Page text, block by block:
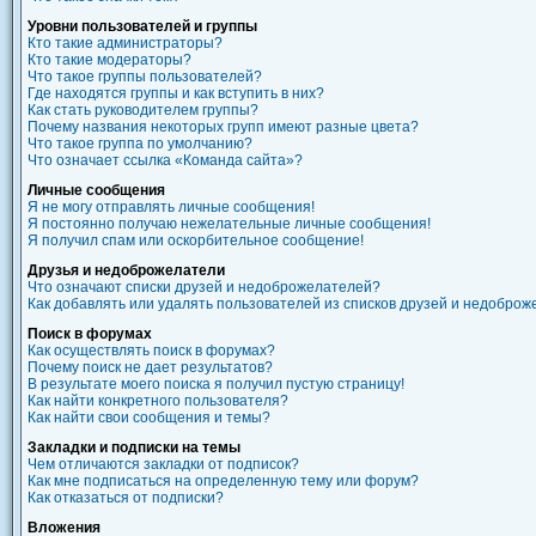
Уровни пользователей и группы
Кто такие администраторы?
Кто такие модераторы?
Что такое группы пользователей?
Где находятся группы и как вступить в них?
Как стать руководителем группы?
Почему названия некоторых групп имеют разные цвета?
Что такое группа по умолчанию?
Что означает ссылка «Команда сайта»?
Личные сообщения
Я не могу отправлять личные сообщения!
Я постоянно получаю нежелательные личные сообщения!
Я получил спам или оскорбительное сообщение!
Друзья и недоброжелатели
Что означают списки друзей и недоброжелателей?
Как добавлять или удалять пользователей из списков друзей и
Поиск в форумах
Как осуществлять поиск в форумах?
Почему поиск не дает результатов?
В результате моего поиска я получил пустую страницу!
Как найти конкретного пользователя?
Как найти свои сообщения и темы?
Закладки и подписки на темы
Чем отличаются закладки от подписок?
Как мне подписаться на определенную тему или форум?
Как отказаться от подписки?
Вложения